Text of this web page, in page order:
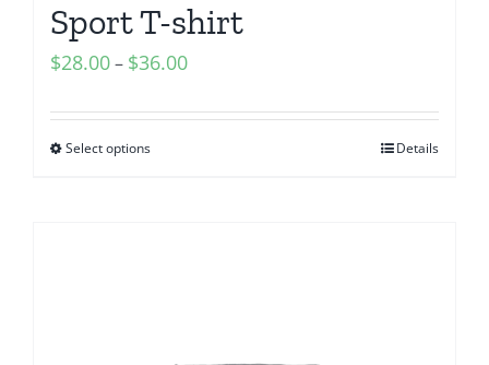
Sport T-shirt
$28.00– $36.00
Select options Details